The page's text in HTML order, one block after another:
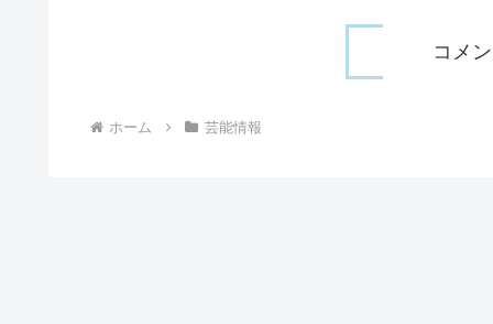
コメ
ホーム 芸能情報